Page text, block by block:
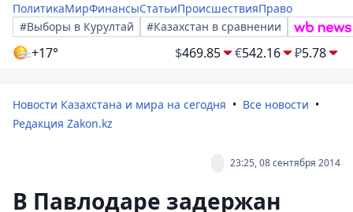
ПолитикаМирФинансыСтатьиПроисшествияПраво
#Выборы в Курултай
#Казахстан в сравнении
+17° $469.85 €542.16 ₽5.78
Новости Казахстана и мира на сегодня
Все новости
Редакция Zakon.kz
23:25, 08 сентября 2014
В Павлодаре задержан